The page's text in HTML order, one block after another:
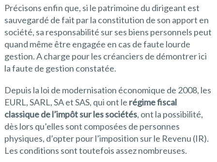
Précisons enfin que, si le patrimoine du dirigeant est
sauvegardé de fait par la constitution de son apport en
société, sa responsabilité sur ses biens personnels peut
quand même être engagée en cas de faute lourde
gestion. A charge pour les créanciers de démontrer ici
la faute de gestion constatée.
Depuis la loi de modernisation économique de 2008, les
EURL, SARL, SA et SAS, qui ont le régime fiscal
classique de l’impôt sur les sociétés, ont la possibilité,
dès lors qu’elles sont composées de personnes
physiques, d’opter pour l’imposition sur le Revenu (IR).
Les conditions sont toutefois assez nombreuses.